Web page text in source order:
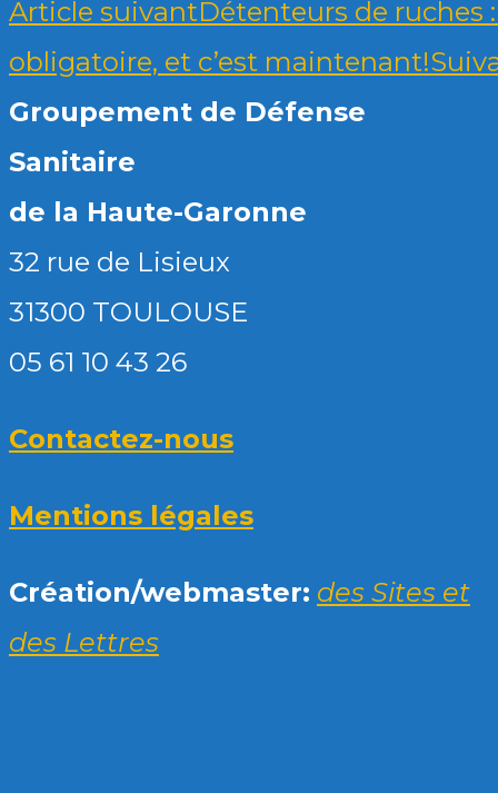
Article suivantDétenteurs de ruches
obligatoire, et c’est maintenant!
Groupement de Défense
Sanitaire
de la Haute-Garonne
32 rue de Lisieux
31300 TOULOUSE
05 61 10 43 26
Contactez-nous
Mentions légales
Création/webmaster: des Sites et
des Lettres